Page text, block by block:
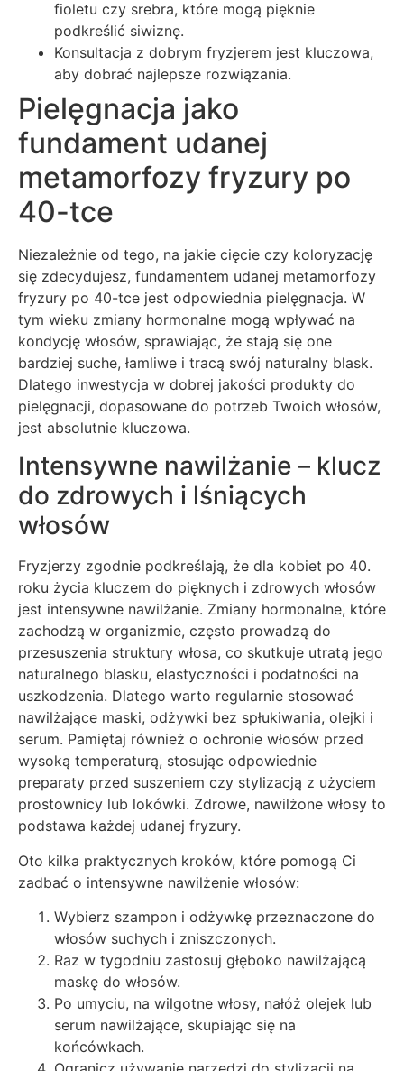
fioletu czy srebra, które mogą pięknie
podkreślić siwiznę.
Konsultacja z dobrym fryzjerem jest kluczowa,
aby dobrać najlepsze rozwiązania.
Pielęgnacja jako
fundament udanej
metamorfozy fryzury po
40-tce
Niezależnie od tego, na jakie cięcie czy koloryzację
się zdecydujesz, fundamentem udanej metamorfozy
fryzury po 40-tce jest odpowiednia pielęgnacja. W
tym wieku zmiany hormonalne mogą wpływać na
kondycję włosów, sprawiając, że stają się one
bardziej suche, łamliwe i tracą swój naturalny blask.
Dlatego inwestycja w dobrej jakości produkty do
pielęgnacji, dopasowane do potrzeb Twoich włosów,
jest absolutnie kluczowa.
Intensywne nawilżanie – klucz
do zdrowych i lśniących
włosów
Fryzjerzy zgodnie podkreślają, że dla kobiet po 40.
roku życia kluczem do pięknych i zdrowych włosów
jest intensywne nawilżanie. Zmiany hormonalne, które
zachodzą w organizmie, często prowadzą do
przesuszenia struktury włosa, co skutkuje utratą jego
naturalnego blasku, elastyczności i podatności na
uszkodzenia. Dlatego warto regularnie stosować
nawilżające maski, odżywki bez spłukiwania, olejki i
serum. Pamiętaj również o ochronie włosów przed
wysoką temperaturą, stosując odpowiednie
preparaty przed suszeniem czy stylizacją z użyciem
prostownicy lub lokówki. Zdrowe, nawilżone włosy to
podstawa każdej udanej fryzury.
Oto kilka praktycznych kroków, które pomogą Ci
zadbać o intensywne nawilżenie włosów:
Wybierz szampon i odżywkę przeznaczone do
włosów suchych i zniszczonych.
Raz w tygodniu zastosuj głęboko nawilżającą
maskę do włosów.
Po umyciu, na wilgotne włosy, nałóż olejek lub
serum nawilżające, skupiając się na
końcówkach.